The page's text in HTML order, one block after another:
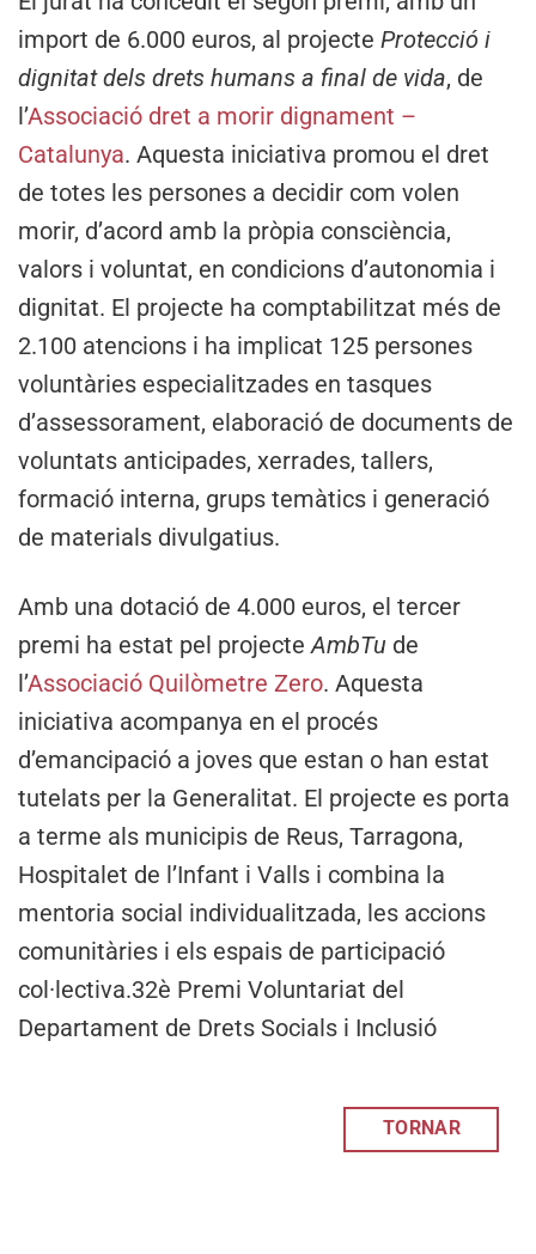
import de 6.000 euros, al projecte Protecció i
dignitat dels drets humans a final de vida, de
l’Associació dret a morir dignament –
Catalunya. Aquesta iniciativa promou el dret
de totes les persones a decidir com volen
morir, d’acord amb la pròpia consciència,
valors i voluntat, en condicions d’autonomia i
dignitat. El projecte ha comptabilitzat més de
2.100 atencions i ha implicat 125 persones
voluntàries especialitzades en tasques
d’assessorament, elaboració de documents de
voluntats anticipades, xerrades, tallers,
formació interna, grups temàtics i generació
de materials divulgatius.
Amb una dotació de 4.000 euros, el tercer
premi ha estat pel projecte AmbTu de
l’Associació Quilòmetre Zero. Aquesta
iniciativa acompanya en el procés
d’emancipació a joves que estan o han estat
tutelats per la Generalitat. El projecte es porta
a terme als municipis de Reus, Tarragona,
Hospitalet de l’Infant i Valls i combina la
mentoria social individualitzada, les accions
comunitàries i els espais de participació
col·lectiva.32è Premi Voluntariat del
Departament de Drets Socials i Inclusió
TORNAR